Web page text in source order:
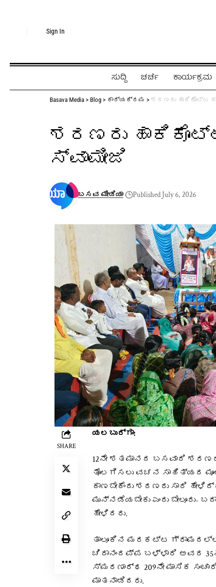
Sign In
ಸುದ್ದಿ ಚರ್ಚೆ ಕಾರ್ಯಕ್ರಮ
Basava Media > Blog > ಕಾರ್ಯಕ್ರಮ > ಶರಣರು ಹಾಕಿಕೊಟ್ಟ
ಶರಣರು
ಸ್ವಾಮೀಜಿ
ಬಸವ ಮೀಡಿಯಾ Published July 6, 2026
SHARE
ಯಲಬುರ್ಗಾ:
12ನೇ ಶತಮಾನದ ಬಸವಾದಿ
ತೊಲಗಿಸಲು ವಚನ ಸಾಹಿತ್ಯದ
ಕಾಣಬೇಕೆಂದು ಶರಣರು ಸಾರಿ
ಮುನ್ನಡೆಯಬೇಕು ಎಂದು ಬೇಲೂರು-
ಹೇಳಿದರು.
ತಾಲೂಕಿನ ಮರಕಟ್ಟ
ಚಿದಾನಂದಪ್ಪ ಬಳ್ಳಾರಿ ಅವರ
ಸ್ಮರಣಾರ್ಥ 209ನೇ ಮಾಸಿಕ
ಮಾತನಾಡಿದರು.